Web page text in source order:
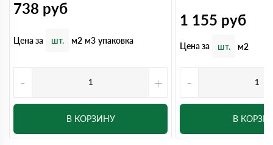
738 руб
Цена за шт. м2 м3 упаковка
- +
В КОРЗИНУ
1 155 руб
Цена за шт. м2
-
В